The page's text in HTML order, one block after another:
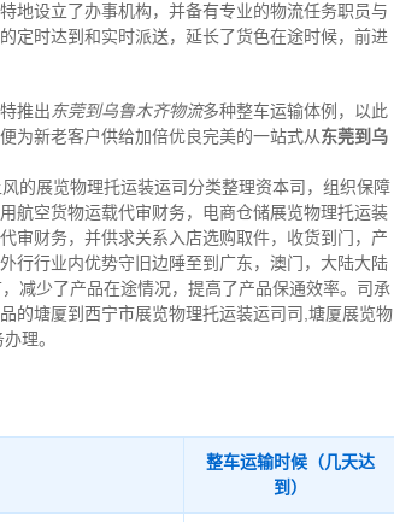
地设立了办事机构，并备有专业的物流任务职员与
定时达到和实时派送，延长了货色在途时候，前进
推出东莞到乌鲁木齐物流多种整车运输体例，以此
为新老客户供给加倍优良完美的一站式从东莞到乌
的展览物理托运装运司分类整理资本司，组织保障
航空货物运载代审财务，电商仓储展览物理托运装
审财务，并供求关系入店选购取件，收货到门，产
行行业内优势守旧边陲至到广东，澳门，大陆大陆
减少了产品在途情况，提高了产品保通效率。司承
的塘厦到西宁市展览物理托运装运司司,塘厦展览物
理。
整车运输时候（几天达
到）